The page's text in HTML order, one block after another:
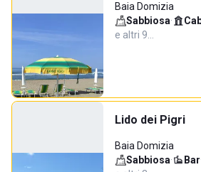
Baia Domizia
Sabbiosa·
e altri 9…
Lido dei Pigri
Baia Domizia
Sabbiosa· Bar